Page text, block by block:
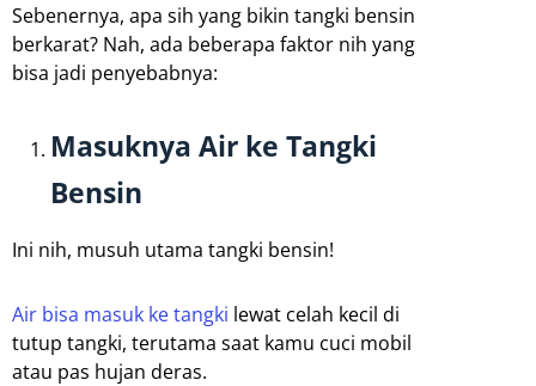
Sebenernya, apa sih yang bikin tangki bensin
berkarat? Nah, ada beberapa faktor nih yang
bisa jadi penyebabnya:
Masuknya Air ke Tangki
Bensin
Ini nih, musuh utama tangki bensin!
Air bisa masuk ke tangki lewat celah kecil di
tutup tangki, terutama saat kamu cuci mobil
atau pas hujan deras.